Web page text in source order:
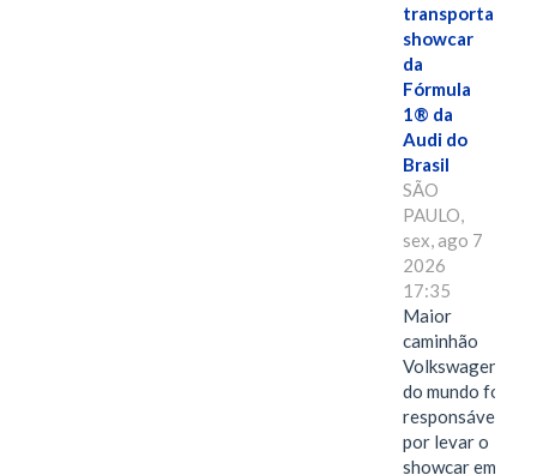
transporta
showcar
da
Fórmula
1® da
Audi do
Brasil
SÃO
PAULO,
sex, ago 7
2026
17:35
Maior
caminhão
Volkswagen
do mundo foi
responsável
por levar o
showcar em